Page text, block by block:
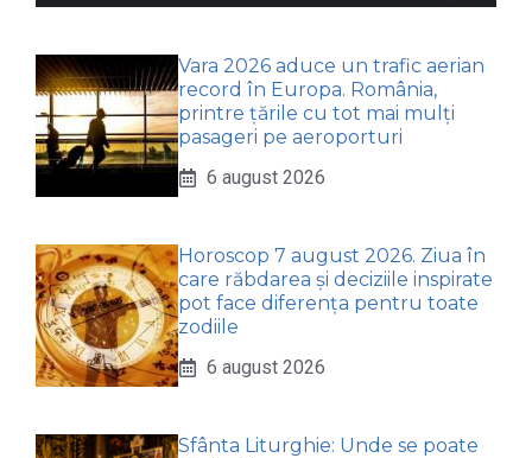
Vara 2026 aduce un trafic aerian
record în Europa. România,
printre țările cu tot mai mulți
pasageri pe aeroporturi
6 august 2026
Horoscop 7 august 2026. Ziua în
care răbdarea și deciziile inspirate
pot face diferența pentru toate
zodiile
6 august 2026
Sfânta Liturghie: Unde se poate